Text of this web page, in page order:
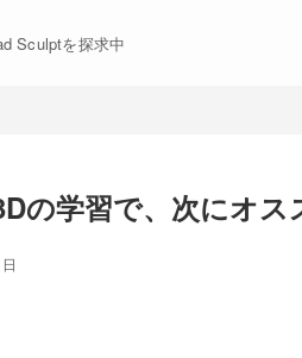
Sculptを探求中
の学習で、次にオス